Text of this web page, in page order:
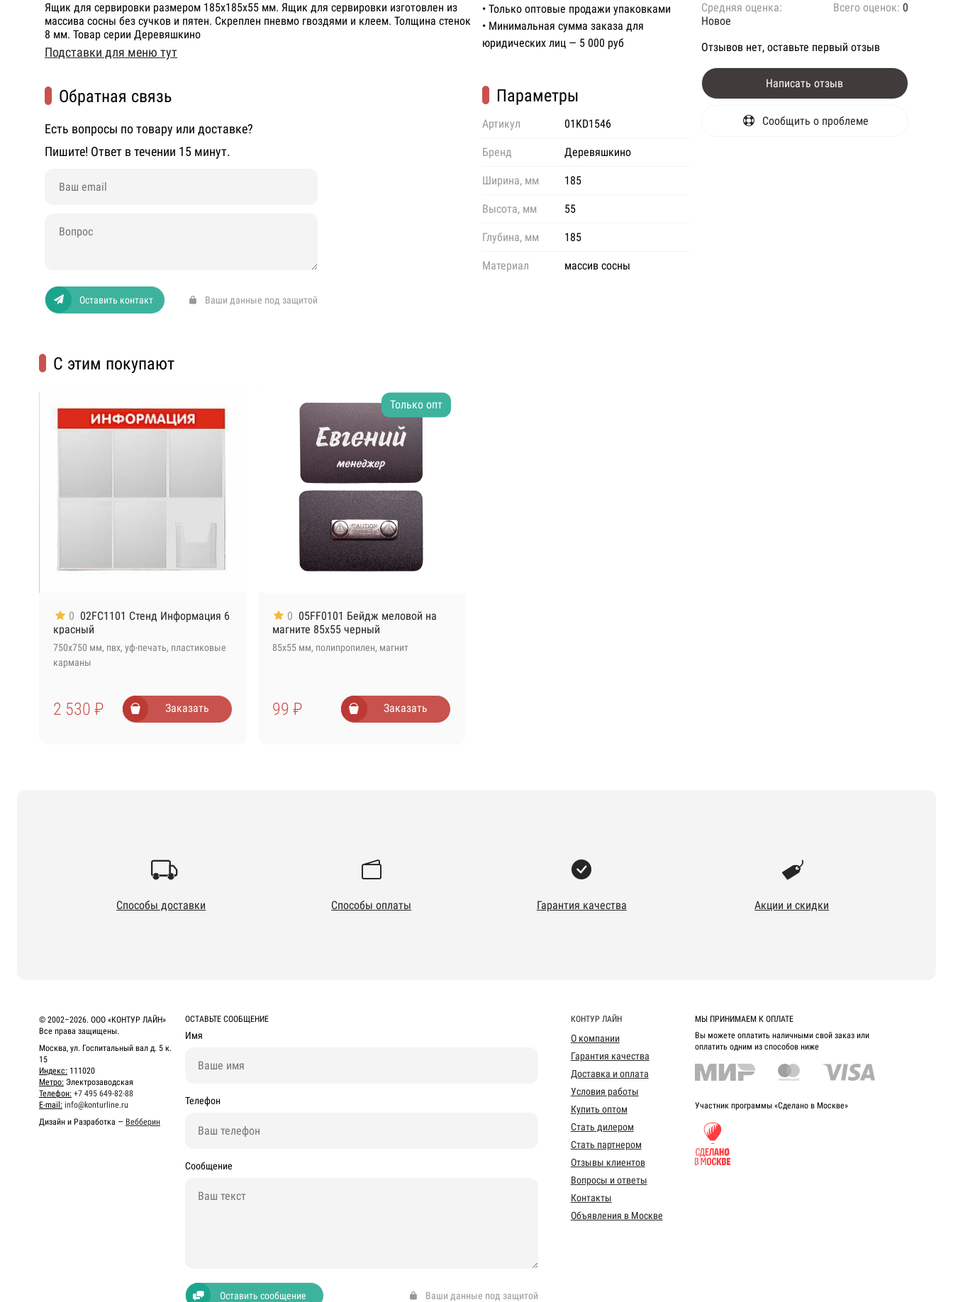
Ящик для сервировки размером 185х185х55 мм. Ящик для сервировки изготовлен из
массива сосны без сучков и пятен. Скреплен пневмо гвоздями и клеем. Толщина стенок
8 мм. Товар серии Деревяшкино
Подставки для меню тут
Обратная связь
Есть вопросы по товару или доставке?
Пишите! Ответ в течении 15 минут.
Оставить контакт Ваши данные под защитой
• Только оптовые продажи упаковками
• Минимальная сумма заказа для
юридических лиц — 5 000 руб
Параметры
Артикул 01KD1546
Бренд Деревяшкино
Ширина, мм 185
Высота, мм 55
Глубина, мм 185
Материал массив сосны
Средняя оценка:
Новое
Всего оценок: 0
Отзывов нет, оставьте первый отзыв
Написать отзыв
Сообщить о проблеме
С этим покупают
0 02FC1101 Стенд Информация 6
красный
750х750 мм, пвх, уф-печать, пластиковые
карманы
Алюминиевая рамка с подвесом
+ 2 590 ₽
2 530 ₽ Заказать
Только опт
0 05FF0101 Бейдж меловой на
магните 85х55 черный
85х55 мм, полипропилен, магнит
99 ₽ Заказать
Способы доставки Способы оплаты Гарантия качества Акции и скидки
© 2002–2026. ООО «КОНТУР ЛАЙН»
Все права защищены.
Москва, ул. Госпитальный вал д. 5 к.
15
Индекс: 111020
Метро: Электрозаводская
Телефон: +7 495 649-82-88
E-mail: info@konturline.ru
Дизайн и Разработка — Вебберин
ОСТАВЬТЕ СООБЩЕНИЕ
Имя
Телефон
Сообщение
Оставить сообщение Ваши данные под защитой
КОНТУР ЛАЙН
О компании
Гарантия качества
Доставка и оплата
Условия работы
Купить оптом
Стать дилером
Стать партнером
Отзывы клиентов
Вопросы и ответы
Контакты
Объявления в Москве
МЫ ПРИНИМАЕМ К ОПЛАТЕ
Вы можете оплатить наличными свой заказ или
оплатить одним из способов ниже
Участник программы «Сделано в Москве»